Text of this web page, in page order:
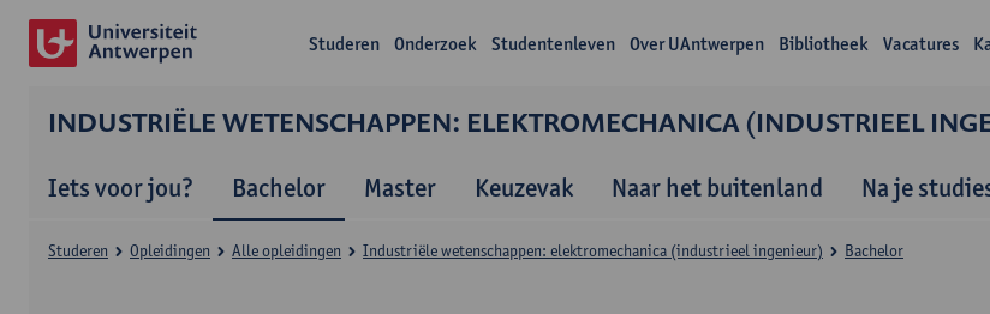
Studeren Onderzoek Studentenleven Over UAntwerpen Bibliotheek Vacatures
INDUSTRIËLE WETENSCHAPPEN: ELEKTROMECHANICA (INDUSTRIEEL
Iets voor jou? Bachelor Master Keuzevak Naar het buitenland Na je
Studeren Opleidingen Alle opleidingen Industriële wetenschappen: elektromechanica (industrieel ingenieur) Bachelor